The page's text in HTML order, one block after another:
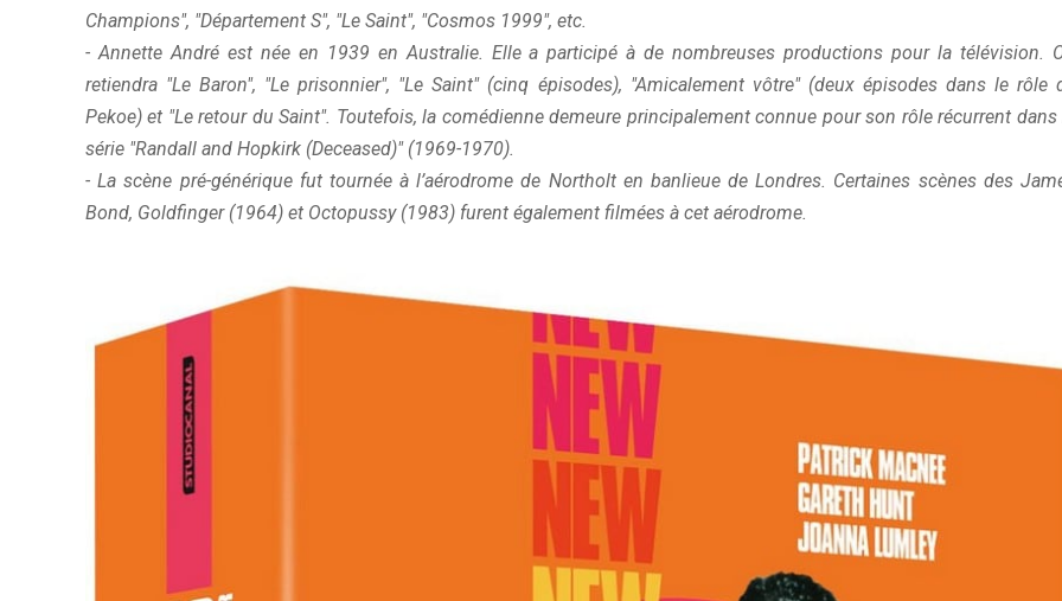
Champions", "Département S", "Le Saint", "Cosmos 1999", etc.
- Annette André est née en 1939 en Australie. Elle a participé à de nombreuses productions pour la télévision.
retiendra "Le Baron", "Le prisonnier", "Le Saint" (cinq épisodes), "Amicalement vôtre" (deux épisodes dans le rôle
Pekoe) et "Le retour du Saint". Toutefois, la comédienne demeure principalement connue pour son rôle récurrent dans
série "Randall and Hopkirk (Deceased)" (1969-1970).
- La scène pré-générique fut tournée à l’aérodrome de Northolt en banlieue de Londres. Certaines scènes des
Bond, Goldfinger (1964) et Octopussy (1983) furent également filmées à cet aérodrome.